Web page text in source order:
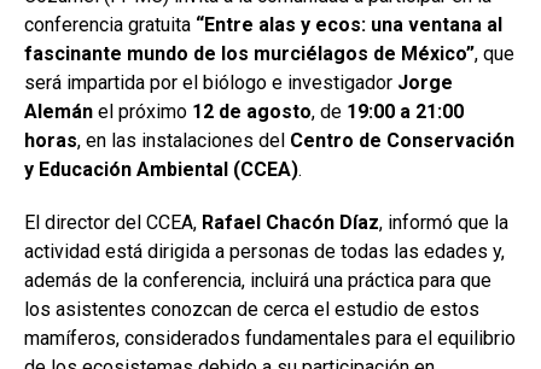
conferencia gratuita “Entre alas y ecos: una ventana al
fascinante mundo de los murciélagos de México”, que
será impartida por el biólogo e investigador Jorge
Alemán el próximo 12 de agosto, de 19:00 a 21:00
horas, en las instalaciones del Centro de Conservación
y Educación Ambiental (CCEA).
El director del CCEA, Rafael Chacón Díaz, informó que la
actividad está dirigida a personas de todas las edades y,
además de la conferencia, incluirá una práctica para que
los asistentes conozcan de cerca el estudio de estos
mamíferos, considerados fundamentales para el equilibrio